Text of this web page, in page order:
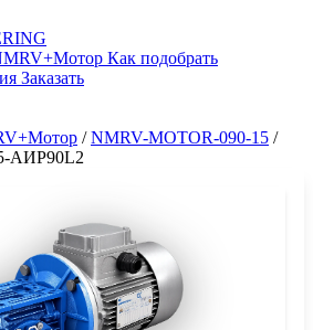
Как подобрать
Заказать
/ NMRV-MOTOR-090-15 /
АИР90L2